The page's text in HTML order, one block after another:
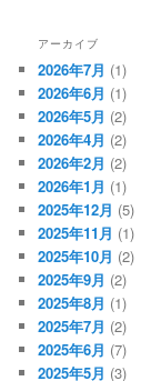
アーカイブ
2026年7月 (1)
2026年6月 (1)
2026年5月 (2)
2026年4月 (2)
2026年2月 (2)
2026年1月 (1)
2025年12月 (5)
2025年11月 (1)
2025年10月 (2)
2025年9月 (2)
2025年8月 (1)
2025年7月 (2)
2025年6月 (7)
2025年5月 (3)